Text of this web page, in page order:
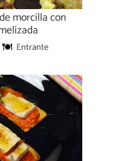
morcilla con
Entrante